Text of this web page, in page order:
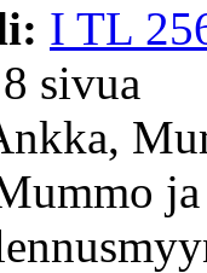
I TL
8 sivua